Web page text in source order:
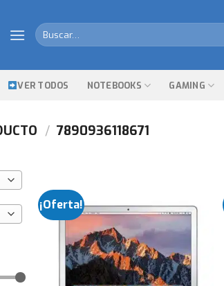
Buscar
por:
VER TODOS NOTEBOOKS GAMING
/ 7890936118671
¡Oferta!